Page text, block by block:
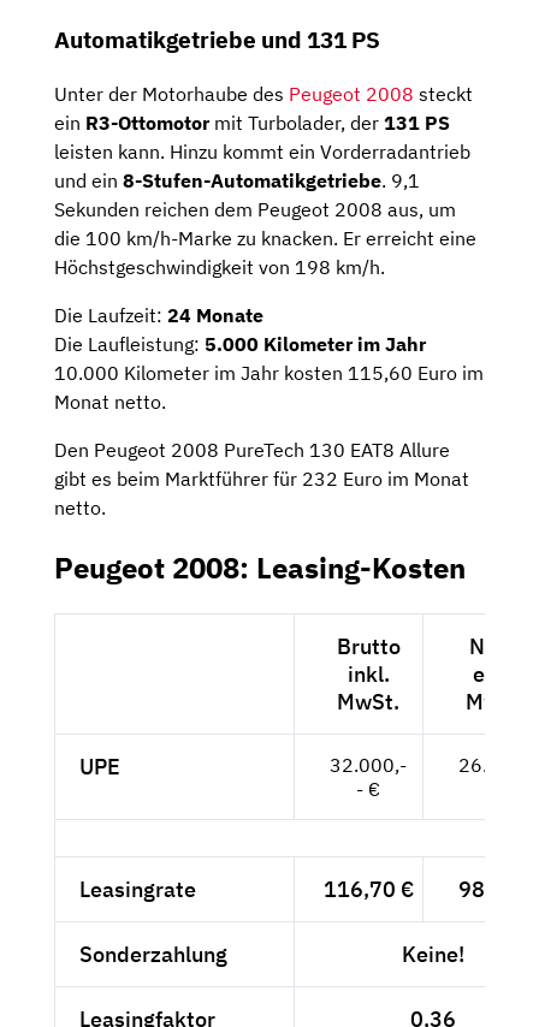
Automatikgetriebe und 131 PS
Unter der Motorhaube des Peugeot 2008 steckt
ein R3-Ottomotormit Turbolader, der 131 PS
leisten kann. Hinzu kommt ein Vorderradantrieb
und ein 8-Stufen-Automatikgetriebe. 9,1
Sekunden reichen dem Peugeot 2008 aus, um
die 100 km/h-Marke zu knacken. Er erreicht eine
Höchstgeschwindigkeit von 198 km/h.
Die Laufzeit: 24 Monate
Die Laufleistung: 5.000 Kilometer im Jahr
10.000 Kilometer im Jahr kosten 115,60 Euro im
Monat netto.
Den Peugeot 2008 PureTech 130 EAT8 Allure
gibt es beim Marktführer für 232 Euro im Monat
netto.
Peugeot 2008: Leasing-Kosten
Brutto
inkl.
MwSt.
Netto
exkl.
MwSt.
UPE
32.000,-
- €
26.891,-
Leasingrate 116,70 € 98,07 €
Sonderzahlung Keine!
Leasingfaktor 0,36